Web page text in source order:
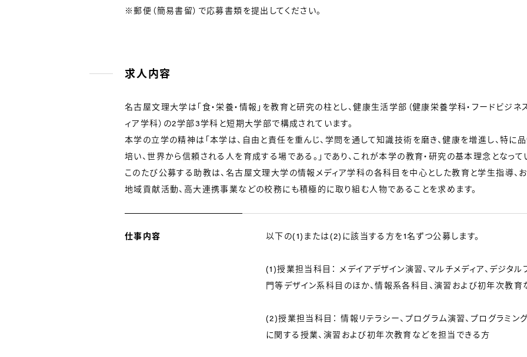
※郵便（簡易書留）で応募書類を提出してください。
求人内容
名古屋文理大学は「食・栄養・情報」を教育と研究の柱とし、健康生活学部（健康栄養学科・フードビジネ
ィア学科）の2学部3学科と短期大学部で構成されています。
本学の立学の精神は「本学は、自由と責任を重んじ、学問を通して知識技術を磨き、健康を増進し、特に
培い、世界から信頼される人を育成する場である。」であり、これが本学の教育・研究の基本理念となって
このたび公募する助教は、名古屋文理大学の情報メディア学科の各科目を中心とした教育と学生指導、
地域貢献活動、高大連携事業などの校務にも積極的に取り組む人物であることを求めます。
仕事内容 以下の(1)または(2)に該当する方を1名ずつ公募します。
(1)授業担当科目： メデイアデザイン演習、マルチメディア、デジタル
門等デザイン系科目のほか、情報系各科目、演習および初年次教育
(2)授業担当科目： 情報リテラシー、プログラム演習、プログラミン
に関する授業、演習および初年次教育などを担当できる方